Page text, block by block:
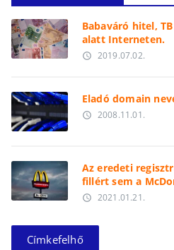
Babaváró hitel,
alatt Interneten.
access_time 2019.07.02.
Eladó domain
access_time 2008.11.01.
Az eredeti
fillért sem a
access_time 2021.01.21.
Címkefelhő